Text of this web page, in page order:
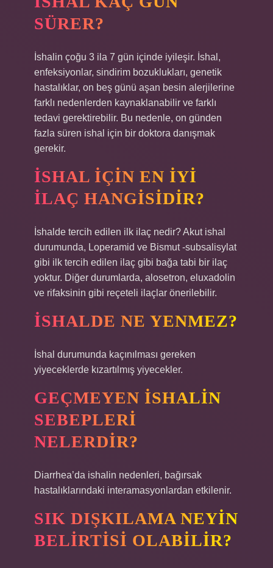
SÜRER?
İshalin çoğu 3 ila 7 gün içinde iyileşir. İshal,
enfeksiyonlar, sindirim bozuklukları, genetik
hastalıklar, on beş günü aşan besin alerjilerine
farklı nedenlerden kaynaklanabilir ve farklı
tedavi gerektirebilir. Bu nedenle, on günden
fazla süren ishal için bir doktora danışmak
gerekir.
İSHAL IÇIN EN IYI
ILAÇ HANGISIDIR?
İshalde tercih edilen ilk ilaç nedir? Akut ishal
durumunda, Loperamid ve Bismut -subsalisylat
gibi ilk tercih edilen ilaç gibi bağa tabi bir ilaç
yoktur. Diğer durumlarda, alosetron, eluxadolin
ve rifaksinin gibi reçeteli ilaçlar önerilebilir.
İSHALDE NE YENMEZ?
İshal durumunda kaçınılması gereken
yiyeceklerde kızartılmış yiyecekler.
GEÇMEYEN ISHALIN
SEBEPLERI
NELERDIR?
Diarrhea’da ishalin nedenleri, bağırsak
hastalıklarındaki interamasyonlardan etkilenir.
SIK DIŞKILAMA NEYIN
BELIRTISI OLABILIR?